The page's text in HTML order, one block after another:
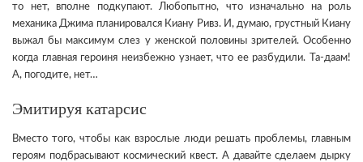
то нет, вполне подкупают. Любопытно, что изначально на роль
механика Джима планировался Киану Ривз. И, думаю, грустный Киану
выжал бы максимум слез у женской половины зрителей. Особенно
когда главная героиня неизбежно узнает, что ее разбудили. Та-даам!
А, погодите, нет…
Эмитируя катарсис
Вместо того, чтобы как взрослые люди решать проблемы, главным
героям подбрасывают космический квест. А давайте сделаем дырку